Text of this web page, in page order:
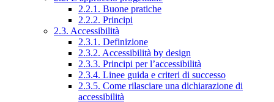
2.2.1. Buone pratiche
2.2.2. Principi
2.3. Accessibilità
2.3.1. Definizione
2.3.2. Accessibilità by design
2.3.3. Principi per l’accessibilità
2.3.4. Linee guida e criteri di successo
2.3.5. Come rilasciare una dichiarazione di
accessibilità